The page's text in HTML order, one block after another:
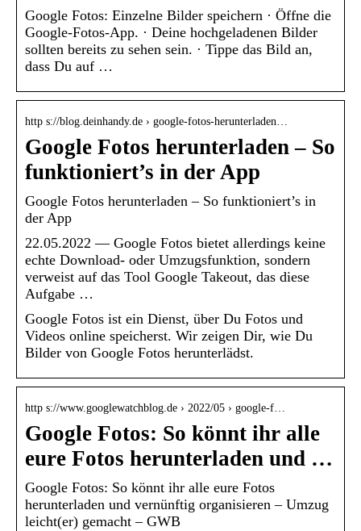
Google Fotos: Einzelne Bilder speichern · Öffne die
Google-Fotos-App. · Deine hochgeladenen Bilder
sollten bereits zu sehen sein. · Tippe das Bild an,
dass Du auf …
http s://blog.deinhandy.de › google-fotos-herunterladen…
Google Fotos herunterladen – So
funktioniert’s in der App
Google Fotos herunterladen – So funktioniert’s in
der App
22.05.2022 — Google Fotos bietet allerdings keine
echte Download- oder Umzugsfunktion, sondern
verweist auf das Tool Google Takeout, das diese
Aufgabe …
Google Fotos ist ein Dienst, über Du Fotos und
Videos online speicherst. Wir zeigen Dir, wie Du
Bilder von Google Fotos herunterlädst.
http s://www.googlewatchblog.de › 2022/05 › google-f…
Google Fotos: So könnt ihr alle
eure Fotos herunterladen und …
Google Fotos: So könnt ihr alle eure Fotos
herunterladen und vernünftig organisieren – Umzug
leicht(er) gemacht – GWB